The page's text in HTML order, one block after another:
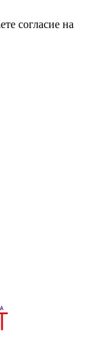
согласие на